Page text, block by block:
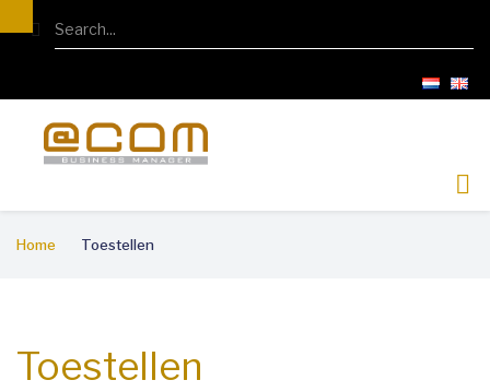
de
inhoud
Search
Home Toestellen
Toestellen